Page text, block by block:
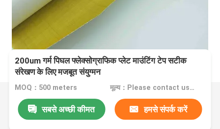
200um गर्म पिघल फ्लेक्सोग्राफिक प्लेट माउंटिंग टेप सटीक
संरेखण के लिए मजबूत संयुग्मन
MOQ：500 meters मूल्य：Please contact us for quotation
सबसे अच्छी कीमत हमसे संपर्क करें